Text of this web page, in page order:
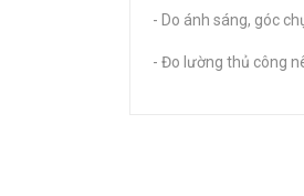
- Do ánh sáng, góc
- Đo lường thủ công